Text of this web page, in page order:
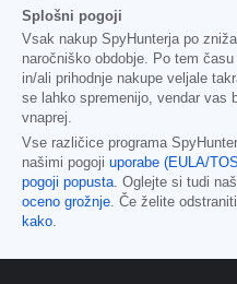
Splošni pogoji
Vsak nakup SpyHunterja po
naročniško obdobje. Po tem
in/ali prihodnje nakupe veljale
se lahko spremenijo, vendar vas
vnaprej.
Vse različice programa
našimi pogoji uporabe (EULA/
pogoji popusta . Oglejte si tudi
oceno grožnje . Če želite
kako